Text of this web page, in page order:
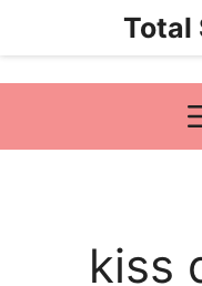
Total
kiss